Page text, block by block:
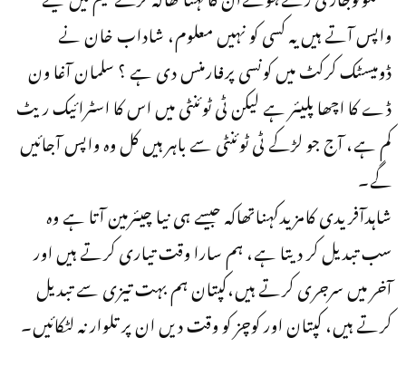
واپس آتے ہیں یہ کسی کو نہیں معلوم، شاداب خان نے
ڈومیسٹک کرکٹ میں کونسی پرفارمنس دی ہے ؟ سلمان آغا ون
ڈے کا اچھا پلیئر ہے لیکن ٹی ٹوئنٹی میں اس کا اسٹرائیک ریٹ
کم ہے، آج جو لڑکے ٹی ٹوئنٹی سے باہر ہیں کل وہ واپس آجائیں
گے۔
شاہدآفریدی کامزیدکہناتھاکہ جیسے ہی نیا چیئرمین آتا ہے وہ
سب تبدیل کر دیتا ہے، ہم سارا وقت تیاری کرتے ہیں اور
آخر میں سرجری کرتے ہیں،کپتان ہم بہت تیزی سے تبدیل
کرتے ہیں، کپتان اور کوچز کو وقت دیں ان پر تلوار نہ لٹکائیں۔